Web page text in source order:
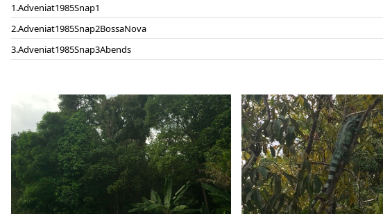
Adveniat1985Snap1
Adveniat1985Snap2BossaNova
Adveniat1985Snap3Abends